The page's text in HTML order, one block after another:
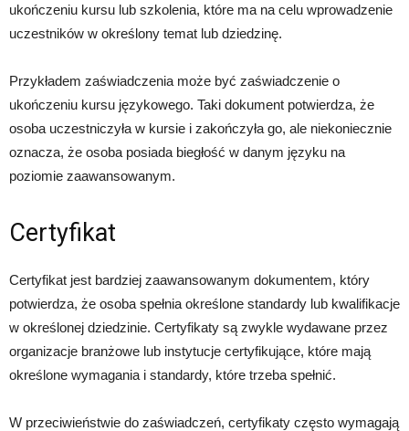
ukończeniu kursu lub szkolenia, które ma na celu wprowadzenie
uczestników w określony temat lub dziedzinę.
Przykładem zaświadczenia może być zaświadczenie o
ukończeniu kursu językowego. Taki dokument potwierdza, że
osoba uczestniczyła w kursie i zakończyła go, ale niekoniecznie
oznacza, że osoba posiada biegłość w danym języku na
poziomie zaawansowanym.
Certyfikat
Certyfikat jest bardziej zaawansowanym dokumentem, który
potwierdza, że osoba spełnia określone standardy lub kwalifikacje
w określonej dziedzinie. Certyfikaty są zwykle wydawane przez
organizacje branżowe lub instytucje certyfikujące, które mają
określone wymagania i standardy, które trzeba spełnić.
W przeciwieństwie do zaświadczeń, certyfikaty często wymagają